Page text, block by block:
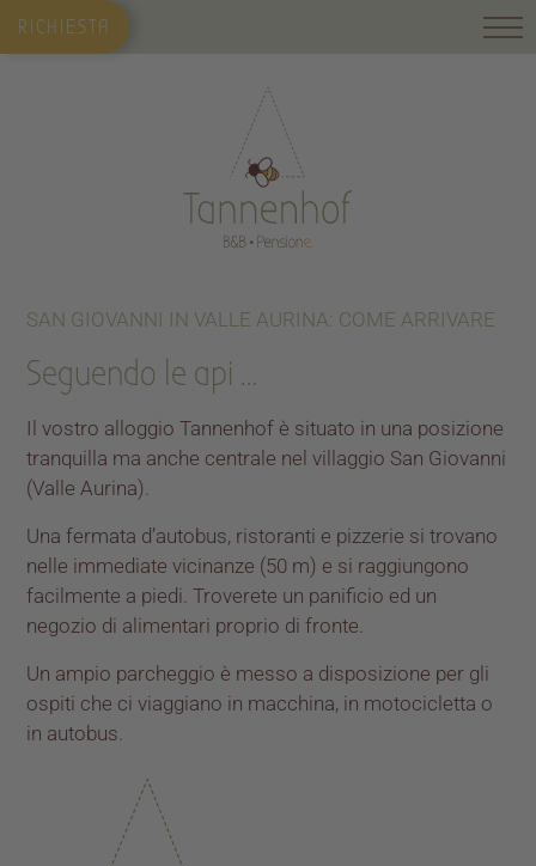
RICHIESTA
SAN GIOVANNI IN VALLE AURINA: COME ARRIVARE
Seguendo le api …
Il vostro alloggio Tannenhof è situato in una posizione
tranquilla ma anche centrale nel villaggio San Giovanni
(Valle Aurina).
Una fermata d’autobus, ristoranti e pizzerie si trovano
nelle immediate vicinanze (50 m) e si raggiungono
facilmente a piedi. Troverete un panificio ed un
negozio di alimentari proprio di fronte.
Un ampio parcheggio è messo a disposizione per gli
ospiti che ci viaggiano in macchina, in motocicletta o
in autobus.